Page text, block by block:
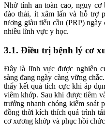
Nhờ tính an toàn cao, nguy cơ
đào thải, ít xâm lấn và hỗ trợ
tương giàu tiểu cầu (PRP)
nhiều lĩnh vực y học.
3.1. Điều trị bệnh lý cơ
Đây là lĩnh vực được nghiên
sàng đang ngày càng vững
thấy kết quả tích cực khi áp
viêm khớp. Sau khi được tiêm
trưởng nhanh chóng kiểm soát
đồng thời kích thích quá trình
cơ xương khớp và phục hồi